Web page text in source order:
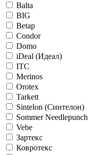
Balta
BIG
Betap
Condor
Domo
iDeal (Идеал)
ITC
Merinos
Orotex
Tarkett
Sintelon (Синтелон)
Sommer Needlepunch
Vebe
Зартекс
Ковротекс